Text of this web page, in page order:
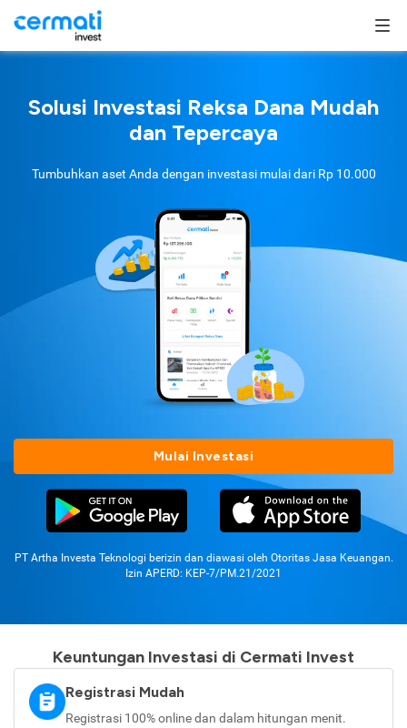
Solusi Investasi Reksa Dana Mudah
dan Tepercaya
Tumbuhkan aset Anda dengan investasi mulai dari Rp 10.000
Mulai Investasi
PT Artha Investa Teknologi berizin dan diawasi oleh Otoritas Jasa Keuangan.
Izin APERD: KEP-7/PM.21/2021
Keuntungan Investasi di Cermati Invest
Registrasi Mudah
Registrasi 100% online dan dalam hitungan menit.